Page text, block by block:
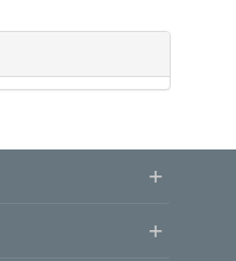
+
+